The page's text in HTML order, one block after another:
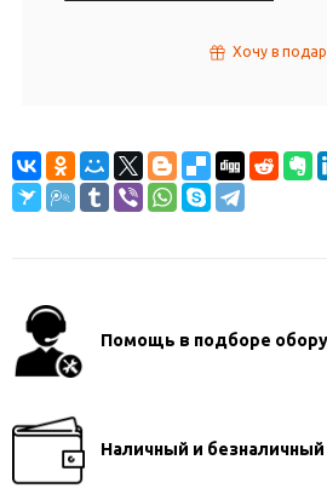
Хочу в
Помощь в подборе
Наличный и безналичный